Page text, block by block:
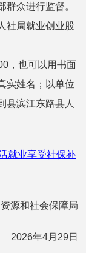
众进行监督。
社局就业创业股
，也可以用书面
实姓名；以单位
县滨江东路县人
就业享受社保补
和社会保障局
年4月29日